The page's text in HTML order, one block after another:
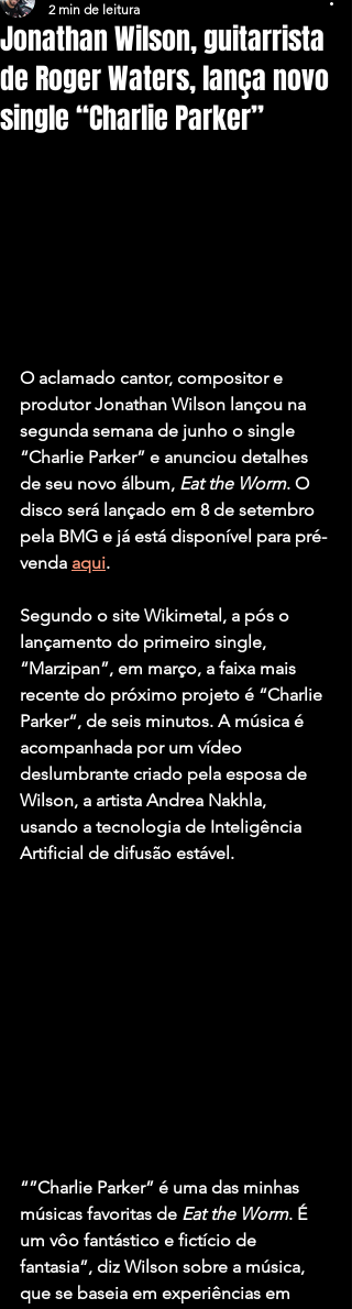
Jonathan Wilson, guitarrista
de Roger Waters, lança novo
single “Charlie Parker”
2 min de leitura
O aclamado cantor, compositor e
produtor Jonathan Wilson lançou na
segunda semana de junho o single
“Charlie Parker” e anunciou detalhes
de seu novo álbum, Eat the Worm. O
disco será lançado em 8 de setembro
pela BMG e já está disponível para pré-
venda aqui.
Segundo o site Wikimetal, a pós o
lançamento do primeiro single,
“Marzipan”, em março, a faixa mais
recente do próximo projeto é “Charlie
Parker“, de seis minutos. A música é
acompanhada por um vídeo
deslumbrante criado pela esposa de
Wilson, a artista Andrea Nakhla,
usando a tecnologia de Inteligência
Artificial de difusão estável.
“”Charlie Parker” é uma das minhas
músicas favoritas de Eat the Worm. É
um vôo fantástico e fictício de
fantasia”, diz Wilson sobre a música,
que se baseia em experiências em